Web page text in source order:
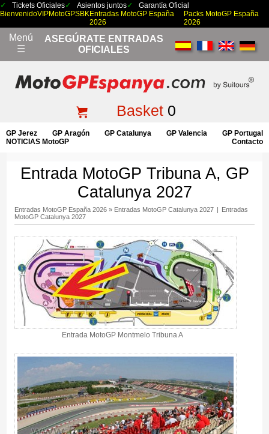
Tickets Oficiales Asientos juntos
Garantía Oficial
BienvenidoVIPMotoGPSBKEntradas MotoGP España
2026
Packs MotoGP España
2026
Menú
☰
ASEGÚRATE ENTRADAS
OFICIALES
Basket0
GP Jerez GP Aragón GP Catalunya GP Valencia
GP Portugal
NOTICIAS MotoGP
Contacto
Entrada MotoGP Tribuna A, GP
Catalunya 2027
Entradas MotoGP España 2026» Entradas MotoGP Catalunya 2027 | Entradas
MotoGP Catalunya 2027
Entrada MotoGP Montmelo Tribuna A